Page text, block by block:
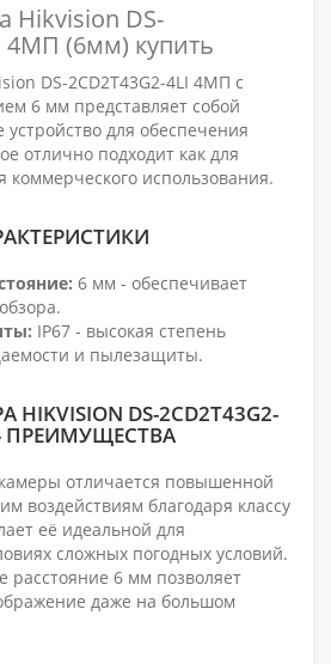
Hikvision DS-
4МП (6мм) купить
DS-2CD2T43G2-4LI 4МП с
6 мм представляет собой
устройство для обеспечения
отлично подходит как для
коммерческого использования.
6 мм - обеспечивает
IP67 - высокая степень
и пылезащиты.
DS-2CD2T43G2-
ПРЕИМУЩЕСТВА
отличается повышенной
воздействиям благодаря классу
её идеальной для
сложных погодных условий.
расстояние 6 мм позволяет
даже на большом